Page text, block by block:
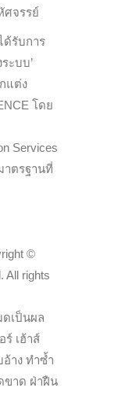
ศจรรย์
ด้รับการ
ะบบ’
แต่ง
โดย
Services
าตรฐานที่
©
All rights
เป็นผล
ร์ เฮ้าส์
าง ทำซ้ำ
ขาด ฝ่าฝืน